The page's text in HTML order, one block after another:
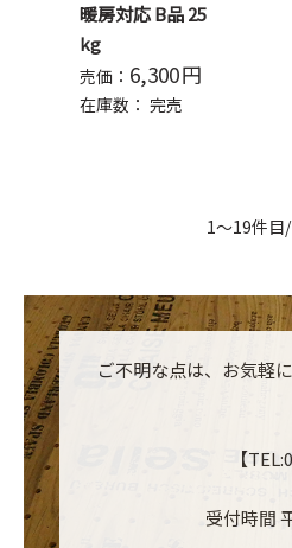
暖房対応 B品 25
kg
売価： 6,300円
在庫数： 完売
1～19件目
ご不明な点は、お気軽
【
受付時間